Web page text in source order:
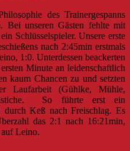
des Trainergespanns
Bei unseren Gästen fehlte mit
Schlüsselspieler. Unsere erste
nach 2:45min erstmals
1:0. Unterdessen beackerten
Minute an leidenschaftlich
kaum Chancen zu und setzten
Laufarbeit (Gühlke, Mühle,
So führte erst ein
Keß nach Freischlag. Es
das 2:1 nach 16:21min,
Leino.